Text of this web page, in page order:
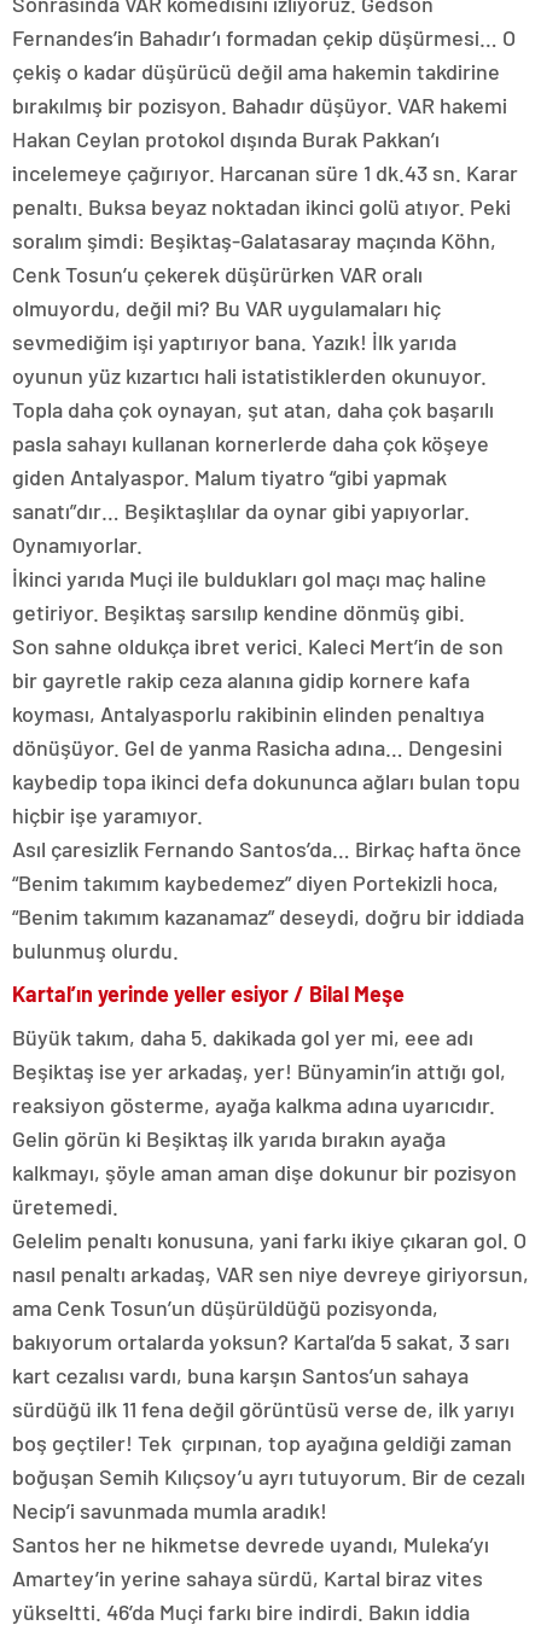
Fernandes’in Bahadır’ı formadan çekip düşürmesi… O
çekiş o kadar düşürücü değil ama hakemin takdirine
bırakılmış bir pozisyon. Bahadır düşüyor. VAR hakemi
Hakan Ceylan protokol dışında Burak Pakkan’ı
incelemeye çağırıyor. Harcanan süre 1 dk.43 sn. Karar
penaltı. Buksa beyaz noktadan ikinci golü atıyor. Peki
soralım şimdi: Beşiktaş-Galatasaray maçında Köhn,
Cenk Tosun’u çekerek düşürürken VAR oralı
olmuyordu, değil mi? Bu VAR uygulamaları hiç
sevmediğim işi yaptırıyor bana. Yazık! İlk yarıda
oyunun yüz kızartıcı hali istatistiklerden okunuyor.
Topla daha çok oynayan, şut atan, daha çok başarılı
pasla sahayı kullanan kornerlerde daha çok köşeye
giden Antalyaspor. Malum tiyatro “gibi yapmak
sanatı”dır… Beşiktaşlılar da oynar gibi yapıyorlar.
Oynamıyorlar.
İkinci yarıda Muçi ile buldukları gol maçı maç haline
getiriyor. Beşiktaş sarsılıp kendine dönmüş gibi.
Son sahne oldukça ibret verici. Kaleci Mert’in de son
bir gayretle rakip ceza alanına gidip kornere kafa
koyması, Antalyasporlu rakibinin elinden penaltıya
dönüşüyor. Gel de yanma Rasicha adına… Dengesini
kaybedip topa ikinci defa dokununca ağları bulan topu
hiçbir işe yaramıyor.
Asıl çaresizlik Fernando Santos’da… Birkaç hafta önce
“Benim takımım kaybedemez” diyen Portekizli hoca,
“Benim takımım kazanamaz” deseydi, doğru bir iddiada
bulunmuş olurdu.
Kartal’ın yerinde yeller esiyor / Bilal Meşe
Büyük takım, daha 5. dakikada gol yer mi, eee adı
Beşiktaş ise yer arkadaş, yer! Bünyamin’in attığı gol,
reaksiyon gösterme, ayağa kalkma adına uyarıcıdır.
Gelin görün ki Beşiktaş ilk yarıda bırakın ayağa
kalkmayı, şöyle aman aman dişe dokunur bir pozisyon
üretemedi.
Gelelim penaltı konusuna, yani farkı ikiye çıkaran gol. O
nasıl penaltı arkadaş, VAR sen niye devreye giriyorsun,
ama Cenk Tosun’un düşürüldüğü pozisyonda,
bakıyorum ortalarda yoksun? Kartal’da 5 sakat, 3 sarı
kart cezalısı vardı, buna karşın Santos’un sahaya
sürdüğü ilk 11 fena değil görüntüsü verse de, ilk yarıyı
boş geçtiler! Tek çırpınan, top ayağına geldiği zaman
boğuşan Semih Kılıçsoy’u ayrı tutuyorum. Bir de cezalı
Necip’i savunmada mumla aradık!
Santos her ne hikmetse devrede uyandı, Muleka’yı
Amartey’in yerine sahaya sürdü, Kartal biraz vites
yükseltti. 46’da Muçi farkı bire indirdi. Bakın iddia